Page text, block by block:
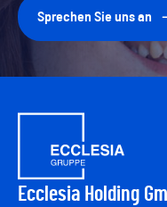
Sprechen Sie uns an
Ecclesia Holding